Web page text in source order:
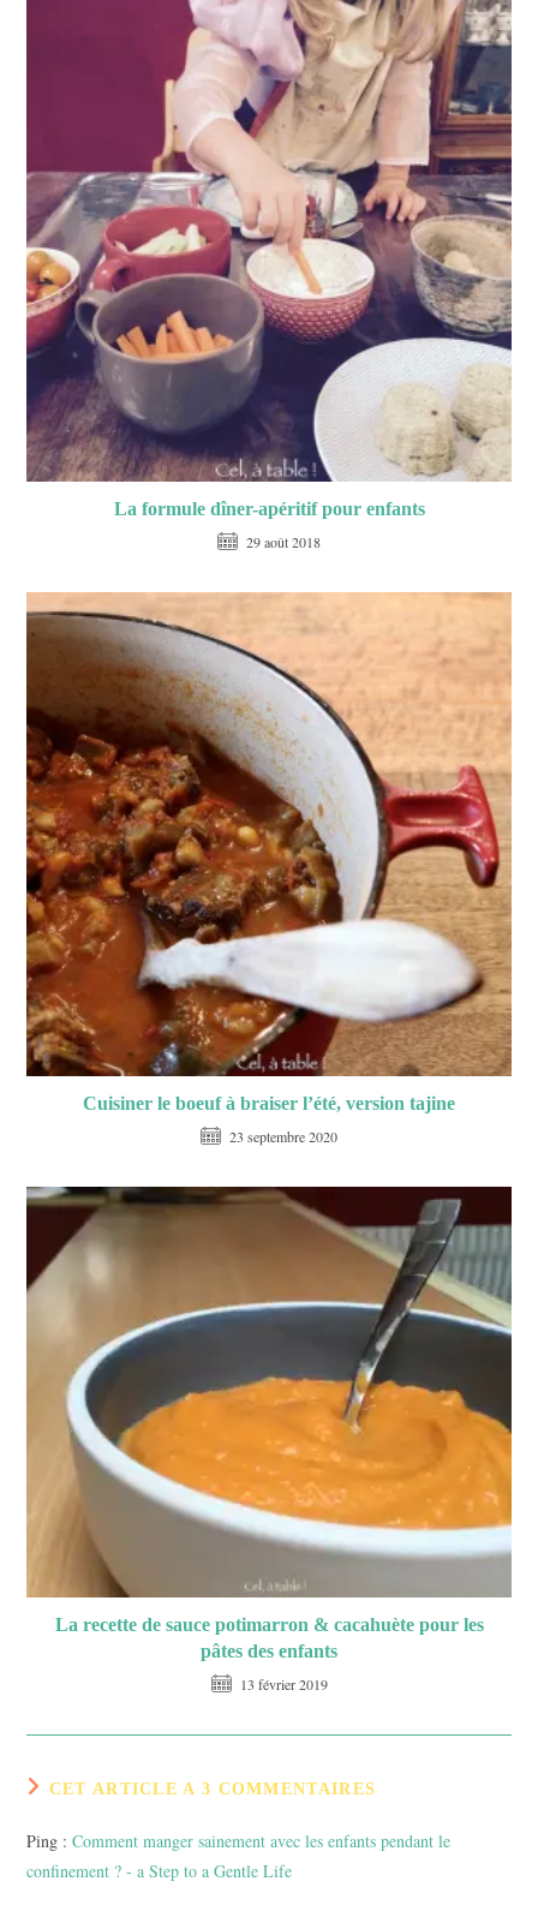
La formule dîner-apéritif pour enfants
29 août 2018
Cuisiner le boeuf à braiser l’été, version tajine
23 septembre 2020
La recette de sauce potimarron & cacahuète pour les
pâtes des enfants
13 février 2019
CET ARTICLE A 3 COMMENTAIRES
Ping :Comment manger sainement avec les enfants pendant le
confinement ? - a Step to a Gentle Life